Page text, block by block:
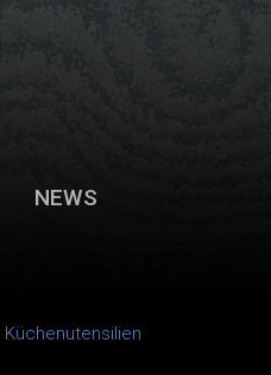
NEWS
Küchenutensilien